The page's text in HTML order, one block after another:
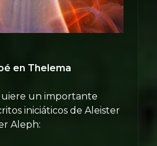
en Thelema
un importante
iniciáticos de Aleister
Aleph: